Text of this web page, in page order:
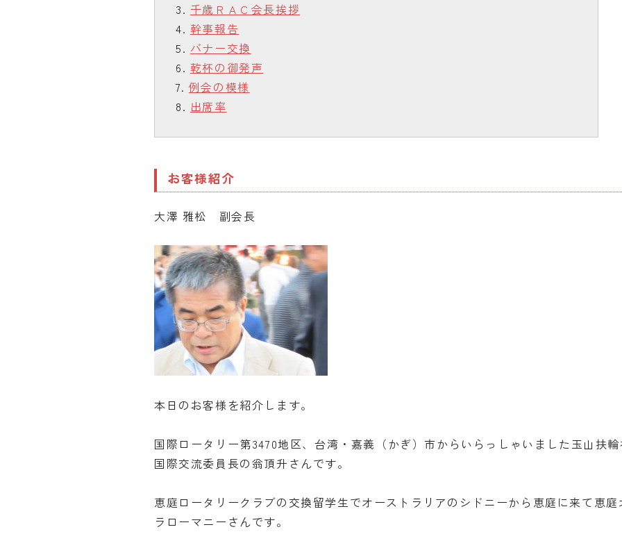
千歳ＲＡＣ会長挨拶
幹事報告
バナー交換
乾杯の御発声
例会の模様
出席率
お客様紹介
大澤 雅松 副会長
本日のお客様を紹介します。
国際ロータリー第3470地区、台湾・嘉義（かぎ）市からいらっしゃいました玉山扶
国際交流委員長の翁頂升さんです。
恵庭ロータリークラブの交換留学生でオーストラリアのシドニーから恵庭に来て恵
ラローマニーさんです。